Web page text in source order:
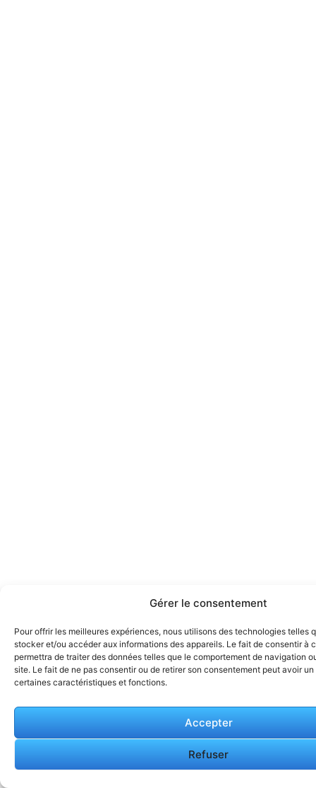
Gérer le consentement
Pour offrir les meilleures expériences, nous utilisons des technologies telles
stocker et/ou accéder aux informations des appareils. Le fait de consentir à
permettra de traiter des données telles que le comportement de navigation
site. Le fait de ne pas consentir ou de retirer son consentement peut avoir
certaines caractéristiques et fonctions.
Accepter
Refuser